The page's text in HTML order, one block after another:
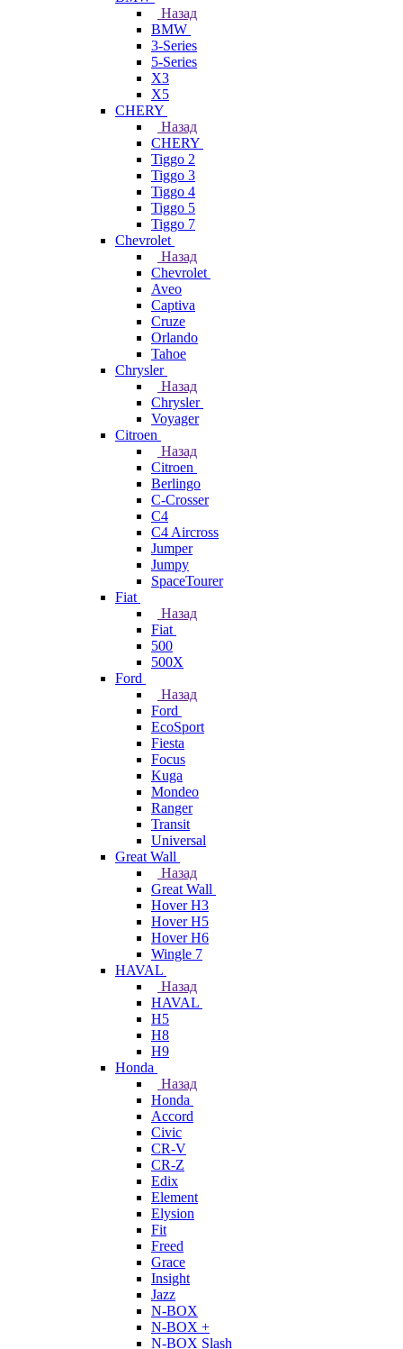
Назад
BMW
3-Series
5-Series
X3
X5
CHERY
Назад
CHERY
Tiggo 2
Tiggo 3
Tiggo 4
Tiggo 5
Tiggo 7
Chevrolet
Назад
Chevrolet
Aveo
Captiva
Cruze
Orlando
Tahoe
Chrysler
Назад
Chrysler
Voyager
Citroen
Назад
Citroen
Berlingo
C-Crosser
C4
C4 Aircross
Jumper
Jumpy
SpaceTourer
Fiat
Назад
Fiat
500
500X
Ford
Назад
Ford
EcoSport
Fiesta
Focus
Kuga
Mondeo
Ranger
Transit
Universal
Great Wall
Назад
Great Wall
Hover H3
Hover H5
Hover H6
Wingle 7
HAVAL
Назад
HAVAL
H5
H8
H9
Honda
Назад
Honda
Accord
Civic
CR-V
CR-Z
Edix
Element
Elysion
Fit
Freed
Grace
Insight
Jazz
N-BOX
N-BOX +
N-BOX Slash